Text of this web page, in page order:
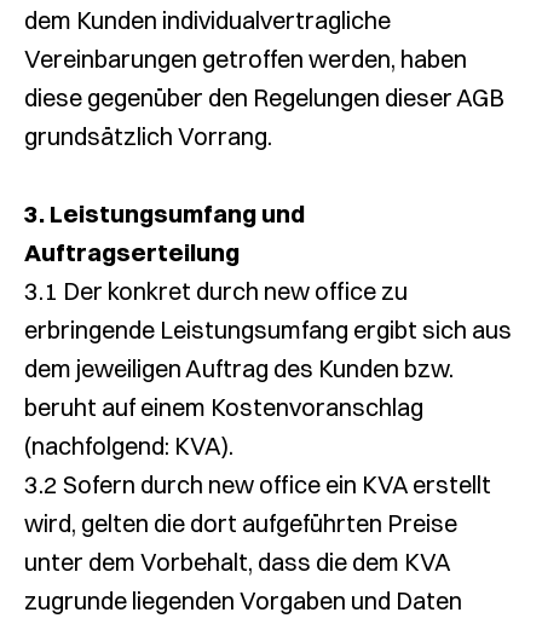
dem Kunden individualvertragliche
Vereinbarungen getroffen werden, haben
diese gegenüber den Regelungen dieser AGB
grundsätzlich Vorrang.
3. Leistungsumfang und
Auftragserteilung
3.1 Der konkret durch new office zu
erbringende Leistungsumfang ergibt sich aus
dem jeweiligen Auftrag des Kunden bzw.
beruht auf einem Kostenvoranschlag
(nachfolgend: KVA).
3.2 Sofern durch new office ein KVA erstellt
wird, gelten die dort aufgeführten Preise
unter dem Vorbehalt, dass die dem KVA
zugrunde liegenden Vorgaben und Daten